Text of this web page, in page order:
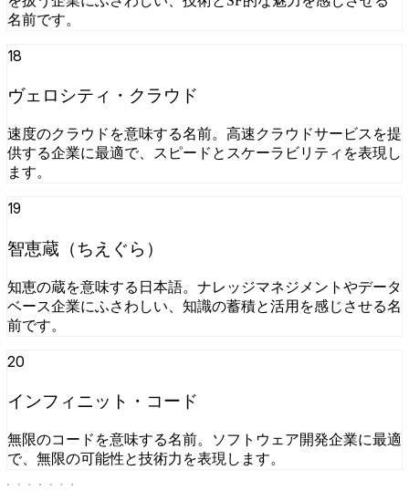
名前です。
18
ヴェロシティ・クラウド
速度のクラウドを意味する名前。高速クラウドサービスを提
供する企業に最適で、スピードとスケーラビリティを表現し
ます。
19
智恵蔵（ちえぐら）
知恵の蔵を意味する日本語。ナレッジマネジメントやデータ
ベース企業にふさわしい、知識の蓄積と活用を感じさせる名
前です。
20
インフィニット・コード
無限のコードを意味する名前。ソフトウェア開発企業に最適
で、無限の可能性と技術力を表現します。